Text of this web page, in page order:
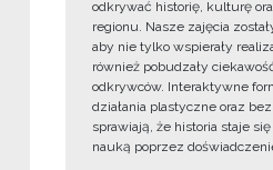
odkrywać historię, kulturę
regionu. Nasze zajęcia
aby nie tylko wspierały
również pobudzały
odkrywców. Interaktywne
działania plastyczne oraz
sprawiają, że historia staje
nauką poprzez